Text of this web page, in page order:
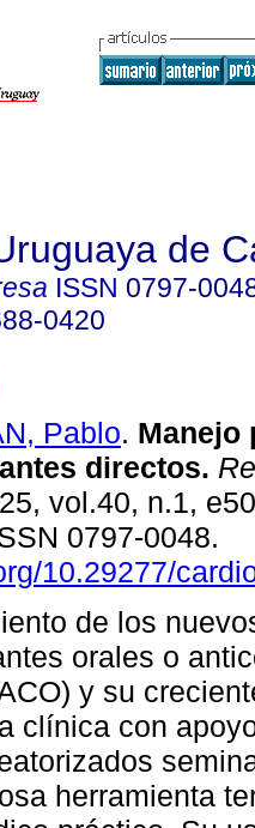
de
ISSN 0797-
0420
Pablo. Manejo
directos.
vol.40, n.1,
0797-0048.
10.29277/
de los
orales o
y su
clínica con
herramienta